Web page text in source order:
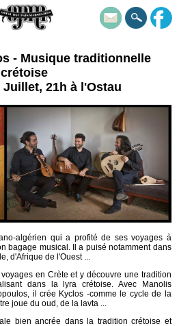
- Musique traditionnelle
crétoise
Juillet, 21h à l'Ostau
algérien qui a profité de ses voyages à
bagage musical. Il a puisé notamment dans
d'Afrique de l'Ouest ...
en Crète et y découvre une tradition
dans la lyra crétoise. Avec Manolis
il crée Kyclos -comme le cycle de la
joue du oud, de la lavta ...
bien ancrée dans la tradition crétoise et